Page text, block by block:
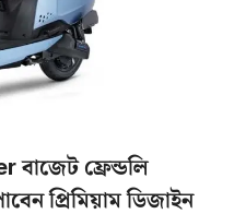
বাজেট ফ্রেন্ডলি
প্রিমিয়াম ডিজাইন